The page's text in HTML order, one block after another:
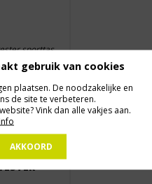
gebruik van cookies
plaatsen. De noodzakelijke en
de site te verbeteren.
Vink dan alle vakjes aan.
AKKOORD